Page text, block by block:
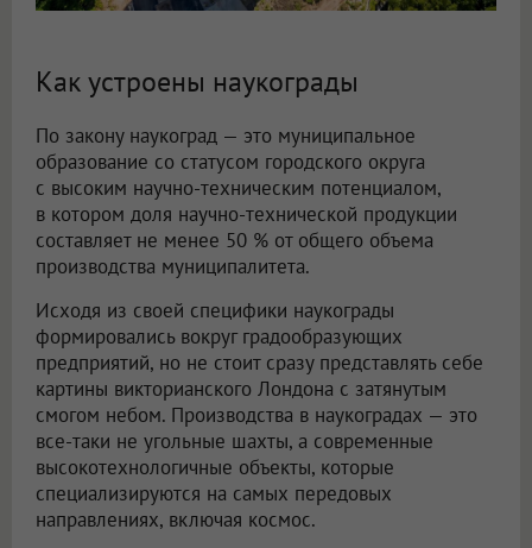
Как устроены наукограды
По закону наукоград — это муниципальное
образование со статусом городского округа
с высоким научно-техническим потенциалом,
в котором доля научно-технической продукции
составляет не менее 50 % от общего объема
производства муниципалитета.
Исходя из своей специфики наукограды
формировались вокруг градообразующих
предприятий, но не стоит сразу представлять себе
картины викторианского Лондона с затянутым
смогом небом. Производства в наукоградах — это
все-таки не угольные шахты, а современные
высокотехнологичные объекты, которые
специализируются на самых передовых
направлениях, включая космос.